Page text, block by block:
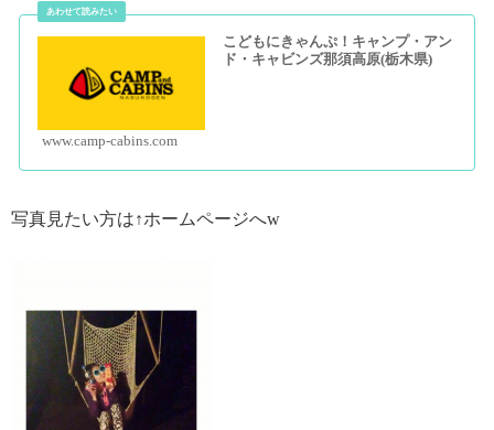
こどもにきゃんぷ！キャンプ・アン
ド・キャビンズ那須高原(栃木県)
www.camp-cabins.com
写真見たい方は↑ホームページへw